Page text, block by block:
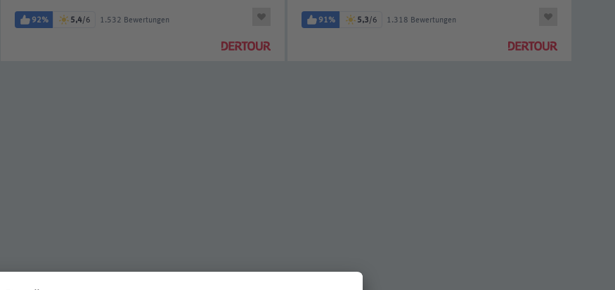
92% 5,4/6 1.532 Bewertungen 91% 5,3/6 1.318 Bewertungen